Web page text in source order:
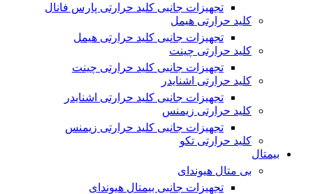
تجهیزات جانبی کلید حرارتی پارس فانال
کلید حرارتی هیمل
تجهیزات جانبی کلید حرارتی هیمل
کلید حرارتی چینت
تجهیزات جانبی کلید حرارتی چینت
کلید حرارتی اشنایدر
تجهیزات جانبی کلید حرارتی اشنایدر
کلید حرارتی زیمنس
تجهیزات جانبی کلید حرارتی زیمنس
کلید حرارتی تکو
بیمتال
بی متال هیوندای
تجهیزات جانبی بیمتال هیوندای